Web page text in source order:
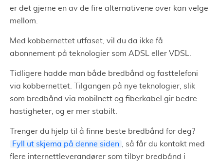
er det gjerne en av de fire alternativene over kan velge
mellom.
Med kobbernettet utfaset, vil du da ikke få
abonnement på teknologier som ADSL eller VDSL.
Tidligere hadde man både bredbånd og fasttelefoni
via kobbernettet. Tilgangen på nye teknologier, slik
som bredbånd via mobilnett og fiberkabel gir bedre
hastigheter, og er mer stabilt.
Trenger du hjelp til å finne beste bredbånd for deg?
Fyll ut skjema på denne siden
, så får du kontakt med
flere internettleverandører som tilbyr bredbånd i